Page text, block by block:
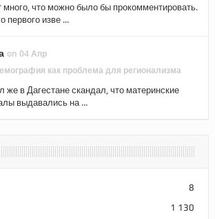
много, что можно было бы прокомментировать.
первого изве ...
on 04 Апр
как проблема для регионализма
же в Дагестане скандал, что материнские
выдавались на ...
8
1 130